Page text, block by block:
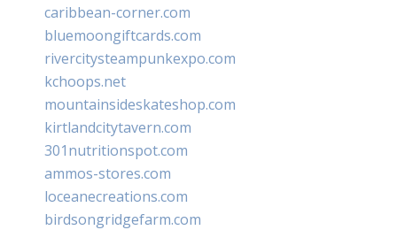
caribbean-corner.com
bluemoongiftcards.com
rivercitysteampunkexpo.com
kchoops.net
mountainsideskateshop.com
kirtlandcitytavern.com
301nutritionspot.com
ammos-stores.com
loceanecreations.com
birdsongridgefarm.com